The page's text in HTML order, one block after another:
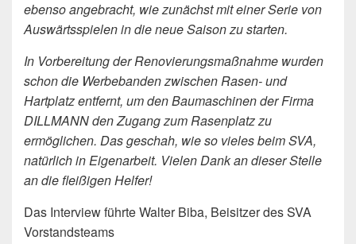
ebenso angebracht, wie zunächst mit einer Serie von
Auswärtsspielen in die neue Saison zu starten.
In Vorbereitung der Renovierungsmaßnahme wurden
schon die Werbebanden zwischen Rasen- und
Hartplatz entfernt, um den Baumaschinen der Firma
DILLMANN den Zugang zum Rasenplatz zu
ermöglichen. Das geschah, wie so vieles beim SVA,
natürlich in Eigenarbeit. Vielen Dank an dieser Stelle
an die fleißigen Helfer!
Das Interview führte Walter Biba, Beisitzer des SVA
Vorstandsteams